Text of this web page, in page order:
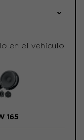
en el vehículo
165